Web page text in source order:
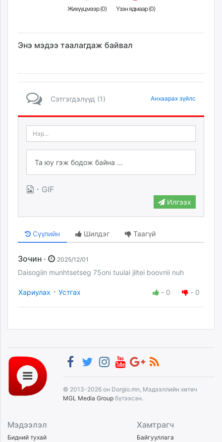
Жихүүцмээр (0) Үзэн ядмаар (0)
Энэ мэдээ таалагдаж байвал
Сэтгэгдэлүүд (1) Анхаарах зүйлс
· GIF
Илгээх
Сүүлийн Шилдэг Таагүй
Зочин · 2025/12/01
Daisogiin munhtsetseg 75oni tuulai jiltei boovnii nuh
Хариулах · Устгах - 0 - 0
© 2013-2026 он Dorgio.mn, Мэдээллийн хөтөч
MGL Media Group бүтээсэн.
Мэдээлэл
Бидний тухай
Хамтрагч
Байгууллага